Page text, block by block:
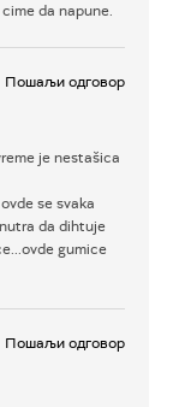
da napune.
Пошаљи одговор
je nestašica
se svaka
da dihtuje
gumice
Пошаљи одговор